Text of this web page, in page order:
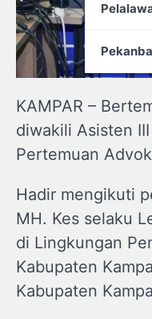
KAMPAR –
diwakili Asisten
Pertemuan
Hadir mengikuti
MH. Kes selaku
di Lingkungan
Kabupaten
Kabupaten